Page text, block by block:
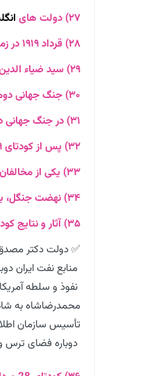
۲۷) دولت های
۲۸) قرداد ۱۹۱۹ در زمان نخست وزیری
۲۹) سید ضیاء الدین طباطبایی از سیاستمداران طرفدار
۳۰) جنگ جهانی دوم با
۳۱) در جنگ جهانی دوم مهم ترین عامل ارتباطی نیروهای متفقین
۳۲) پس از کودتای ۱۲۹۹ احمدشاه مجبور شد
۳۳) یکی از مخالفان سر سخت شیوه حکومت رضاشاه،
۳۴) نهضت جنگل، به رهبری
۳۵) آثار و نتایج کودتای 28 مرداد را به طور خلاصه بیان کنید.
✅ دولت دکتر
منابع نفت ایران
نفوذ و سلطه
محمدرضاشاه به
تأسیس سازمان
دوباره فضای ترس